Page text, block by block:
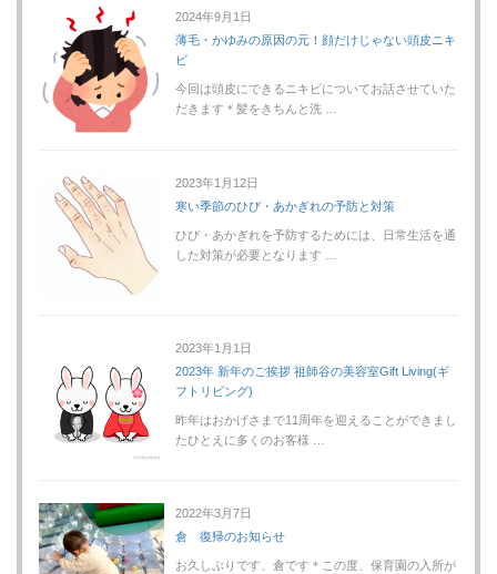
2024年9月1日
薄毛・かゆみの原因の元！顔だけじゃない頭皮ニキ
ビ
今回は頭皮にできるニキビについてお話させていた
だきます＊髪をきちんと洗 …
2023年1月12日
寒い季節のひび・あかぎれの予防と対策
ひび・あかぎれを予防するためには、日常生活を通
した対策が必要となります …
2023年1月1日
2023年 新年のご挨拶 祖師谷の美容室Gift Living(ギ
フトリビング)
昨年はおかげさまで11周年を迎えることができまし
たひとえに多くのお客様 …
2022年3月7日
倉 復帰のお知らせ
お久しぶりです、倉です＊この度、保育園の入所が